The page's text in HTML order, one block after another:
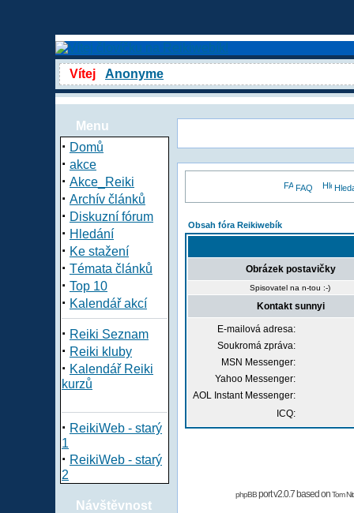
Vítej Anonyme
Menu
· Domů
· akce
· Akce_Reiki
· Archív článků
· Diskuzní fórum
· Hledání
· Ke stažení
· Témata článků
· Top 10
· Kalendář akcí
· Reiki Seznam
· Reiki kluby
· Kalendář Reiki
kurzů
· ReikiWeb - starý
1
· ReikiWeb - starý
2
Návštěvnost
FAQ
Obsah fóra Reikiwebík
Obrázek postavičky
Spisovatel na n-tou :-)
Kontakt sunnyi
E-mailová adresa:
Soukromá zpráva:
MSN Messenger:
Yahoo Messenger:
AOL Instant Messenger:
ICQ:
phpBBport v2.0.7 based onTom